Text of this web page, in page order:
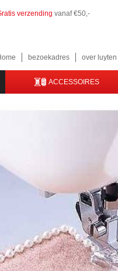
verzending vanaf €50,-
bezoekadres over
ACCESSOIRES